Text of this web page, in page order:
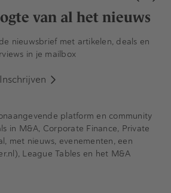
van al het nieuws
nieuwsbrief met artikelen, deals en
in je mailbox
Inschrijven
platform en community
in M&A, Corporate Finance, Private
met nieuws, evenementen, een
League Tables en het M&A